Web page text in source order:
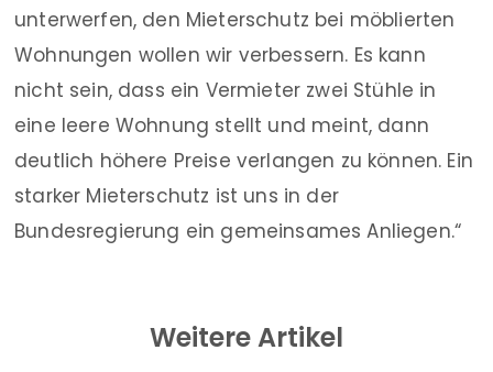
unterwerfen, den Mieterschutz bei möblierten
Wohnungen wollen wir verbessern. Es kann
nicht sein, dass ein Vermieter zwei Stühle in
eine leere Wohnung stellt und meint, dann
deutlich höhere Preise verlangen zu können. Ein
starker Mieterschutz ist uns in der
Bundesregierung ein gemeinsames Anliegen.“
Weitere Artikel